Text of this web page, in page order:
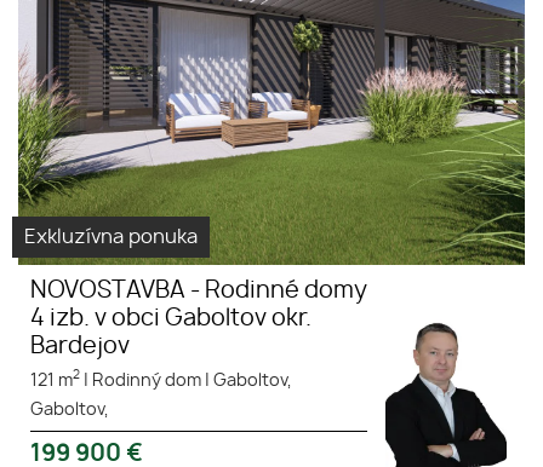
Gaboltov
Exkluzívna ponuka
NOVOSTAVBA - Rodinné domy
4 izb. v obci Gaboltov okr.
Bardejov
121 m2 Rodinný dom
Gaboltov,
Gaboltov,
199 900 €